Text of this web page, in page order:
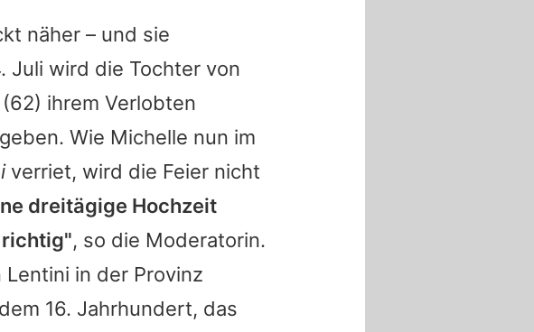
näher – und sie
Juli wird die Tochter von
(62) ihrem Verlobten
Wie Michelle nun im
verriet, wird die Feier nicht
dreitägige Hochzeit
richtig", so die Moderatorin.
in der Provinz
16. Jahrhundert, das